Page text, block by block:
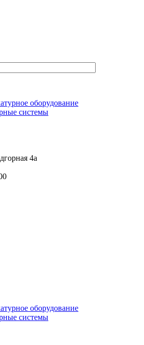
оборудование
системы
4а
оборудование
системы